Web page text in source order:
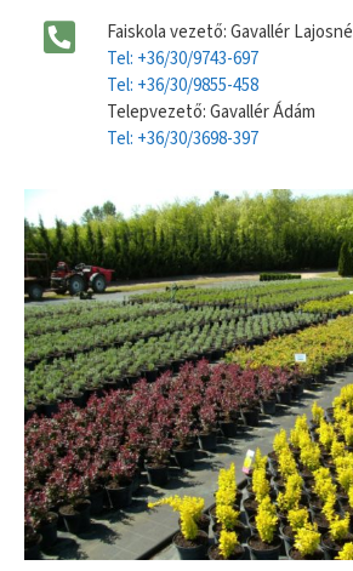
Faiskola vezető: Gavallér Lajosné
Tel: +36/30/9743-697
Tel: +36/30/9855-458
Telepvezető: Gavallér Ádám
Tel: +36/30/3698-397